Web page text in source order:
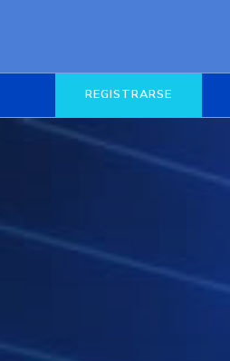
REGISTRARSE